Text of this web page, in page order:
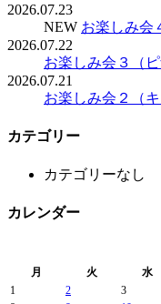
2026.07.23
NEW お楽しみ会
2026.07.22
お楽しみ会３（
2026.07.21
お楽しみ会２（
カテゴリー
カテゴリーなし
カレンダー
月 火 水
1
2 3